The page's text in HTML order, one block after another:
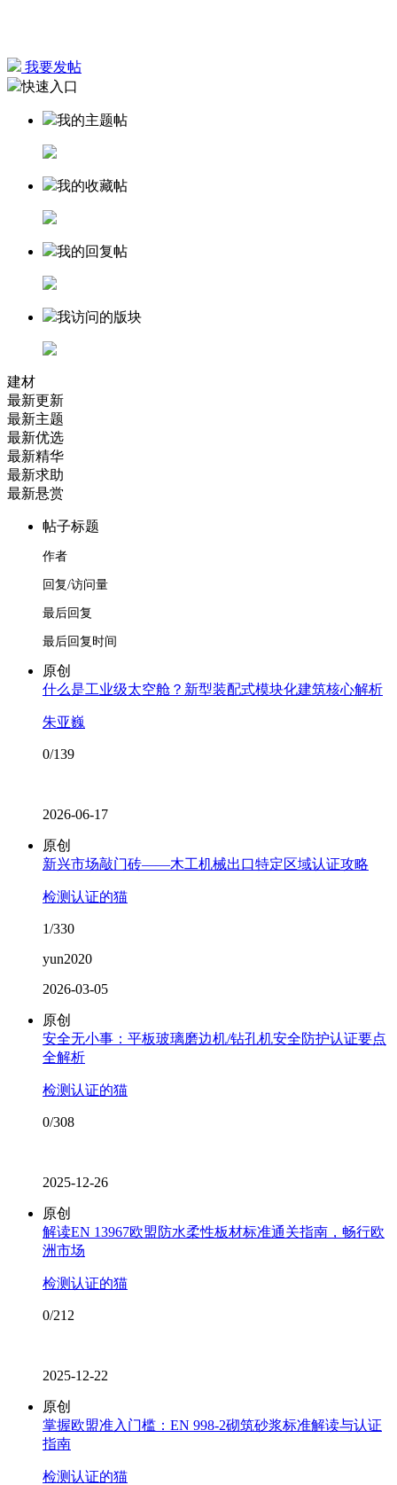
我要发帖
快速入口
我的主题帖
我的收藏帖
我的回复帖
我访问的版块
建材
最新更新
最新主题
最新优选
最新精华
最新求助
最新悬赏
帖子标题
作者
回复/访问量
最后回复
最后回复时间
原创
什么是工业级太空舱？新型装配式模块化建筑核心解析
朱亚巍
0/139
2026-06-17
原创
新兴市场敲门砖——木工机械出口特定区域认证攻略
检测认证的猫
1/330
yun2020
2026-03-05
原创
安全无小事：平板玻璃磨边机/钻孔机安全防护认证要点
全解析
检测认证的猫
0/308
2025-12-26
原创
解读EN 13967欧盟防水柔性板材标准通关指南，畅行欧
洲市场
检测认证的猫
0/212
2025-12-22
原创
掌握欧盟准入门槛：EN 998-2砌筑砂浆标准解读与认证
指南
检测认证的猫